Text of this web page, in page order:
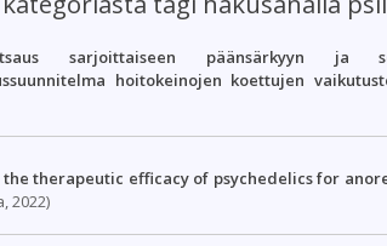
sarjoittaiseen päänsärkyyn ja
hoitokeinojen koettujen
therapeutic efficacy of psychedelics for
2022)